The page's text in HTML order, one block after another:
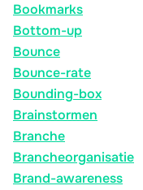
Bookmarks
Bottom-up
Bounce
Bounce-rate
Bounding-box
Brainstormen
Branche
Brancheorganisatie
Brand-awareness